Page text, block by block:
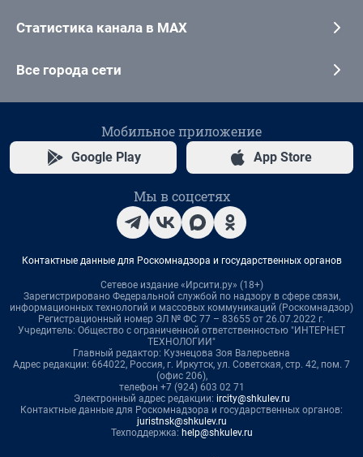
Статистика канала в MAX
Все города сети
Мобильное приложение
Google Play App Store
Мы в соцсетях
Контактные данные для Роскомнадзора и государственных органов
Сетевое издание «Ирсити.ру» (18+)
Зарегистрировано Федеральной службой по надзору в сфере связи,
информационных технологий и массовых коммуникаций (Роскомнадзор)
Регистрационный номер ЭЛ № ФС 77 – 83655 от 26.07.2022 г.
Учредитель: Общество с ограниченной ответственностью "ИНТЕРНЕТ
ТЕХНОЛОГИИ"
Главный редактор: Кузнецова Зоя Валерьевна
Адрес редакции: 664022, Россия, г. Иркутск, ул. Советская, стр. 42, пом. 7
(офис 206),
телефон +7 (924) 603 02 71
Электронный адрес редакции: ircity@shkulev.ru
Контактные данные для Роскомнадзора и государственных органов:
juristnsk@shkulev.ru
Техподдержка: help@shkulev.ru